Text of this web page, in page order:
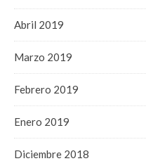
Abril 2019
Marzo 2019
Febrero 2019
Enero 2019
Diciembre 2018